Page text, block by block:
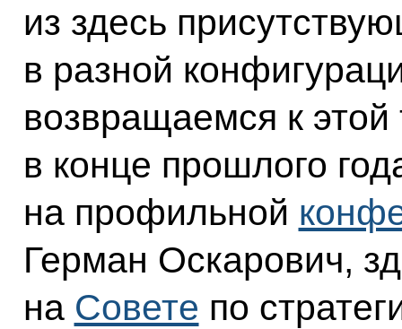
из здесь
в разной
возвращаемся к
в конце прошлого
на профильной
Герман Оскарович,
на Совете по